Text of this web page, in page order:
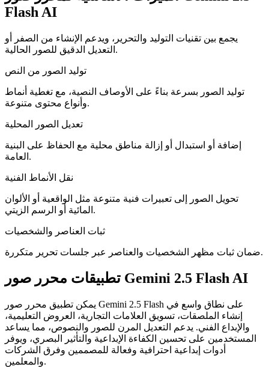
Flash AI
يجمع بين تقنيات التوليد والتحرير، ويدعم الإنشاء من الصفر أو
التعديل الدقيق للصور الحالية.
توليد الصور من النص
توليد الصور بسرعة بناءً على الأوصاف النصية، مع تغطية أنماط
وأنواع محتوى متنوعة.
تعديل الصور المحلية
إضافة أو استبدال أو إزالة مناطق محلية مع الحفاظ على البنية
العامة.
نقل الأنماط الفنية
تحويل الصور إلى تعبيرات فنية متنوعة مثل الواقعية أو الألوان
المائية أو الرسم الزيتي.
ثبات العناصر والشخصيات
ضمان ثبات مظهر الشخصيات والعناصر عبر جلسات تحرير متكررة.
تطبيقات محرر صور Gemini 2.5 Flash AI
يمكن تطبيق محرر صور Gemini 2.5 Flash على نطاق واسع في
إنشاء الملصقات، تسويق العلامات التجارية، العروض التعليمية،
والإبداع الفني. يدعم التعديل المرن للصور والنصوص، مما يساعد
المستخدمين على تحسين الكفاءة الإبداعية والتأثير البصري، ويوفر
أدوات إبداعية احترافية وفعالة للمصممين وفرق الشركات
والمعلمين.